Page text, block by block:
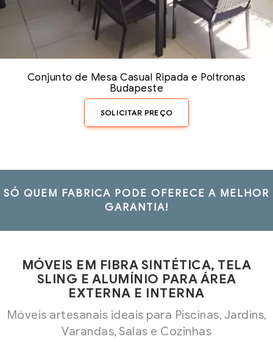
Conjunto de Mesa Casual Ripada e Poltronas
Budapeste
SOLICITAR PREÇO
SÓ QUEM FABRICA PODE OFERECE A MELHOR
GARANTIA!
MÓVEIS EM FIBRA SINTÉTICA, TELA
SLING E ALUMÍNIO PARA ÁREA
EXTERNA E INTERNA
Móveis artesanais ideais para Piscinas, Jardins,
Varandas, Salas e Cozinhas